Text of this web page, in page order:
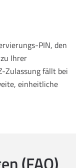
PIN, den
Ihrer
Zulassung fällt bei
einheitliche